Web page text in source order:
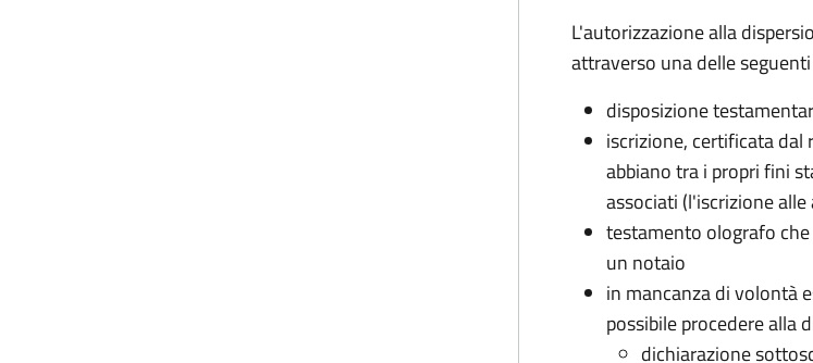
L'autorizzazione alla
attraverso una delle
disposizione
iscrizione, certificata dal
abbiano tra i propri fini
associati (l'iscrizione
testamento olografo
un notaio
in mancanza di volontà
possibile procedere alla
dichiarazione